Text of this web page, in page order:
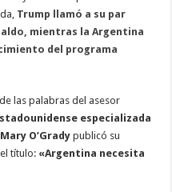
Trump llamó a su par
mientras la Argentina
del programa
las palabras del asesor
especializada
O’Grady publicó su
título: «Argentina necesita